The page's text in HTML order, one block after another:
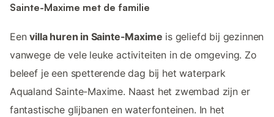
Sainte-Maxime met de familie
Eenvilla huren in Sainte-Maxime is geliefd bij gezinnen
vanwege de vele leuke activiteiten in de omgeving. Zo
beleef je een spetterende dag bij het waterpark
Aqualand Sainte-Maxime. Naast het zwembad zijn er
fantastische glijbanen en waterfonteinen. In het